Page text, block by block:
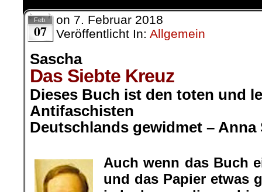
Feb.
07
on 7. Februar 2018
Veröffentlicht In: Allgemein
Sascha
Das Siebte Kreuz
Dieses Buch ist den toten und
Antifaschisten
Deutschlands gewidmet – Anna
Auch wenn das Buch
und das Papier etwas